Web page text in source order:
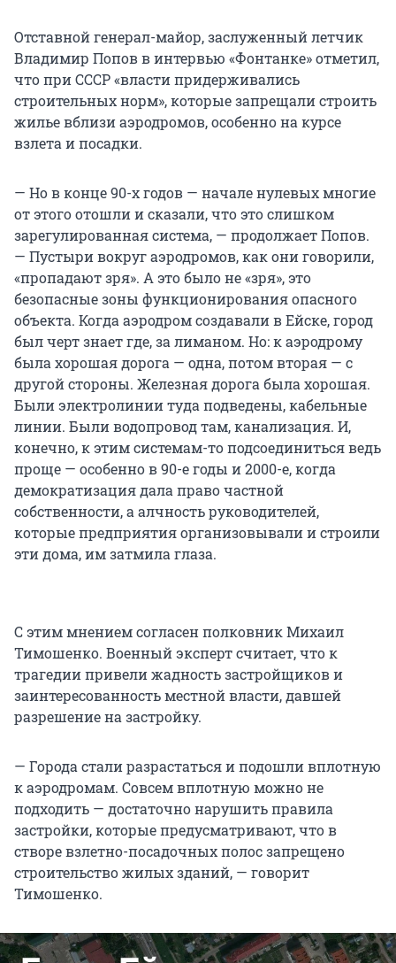
Отставной генерал-майор, заслуженный летчик
Владимир Попов в интервью «Фонтанке» отметил,
что при СССР «власти придерживались
строительных норм», которые запрещали строить
жилье вблизи аэродромов, особенно на курсе
взлета и посадки.
— Но в конце 90-х годов — начале нулевых многие
от этого отошли и сказали, что это слишком
зарегулированная система, — продолжает Попов.
— Пустыри вокруг аэродромов, как они говорили,
«пропадают зря». А это было не «зря», это
безопасные зоны функционирования опасного
объекта. Когда аэродром создавали в Ейске, город
был черт знает где, за лиманом. Но: к аэродрому
была хорошая дорога — одна, потом вторая — с
другой стороны. Железная дорога была хорошая.
Были электролинии туда подведены, кабельные
линии. Были водопровод там, канализация. И,
конечно, к этим системам-то подсоединиться ведь
проще — особенно в 90-е годы и 2000-е, когда
демократизация дала право частной
собственности, а алчность руководителей,
которые предприятия организовывали и строили
эти дома, им затмила глаза.
С этим мнением согласен полковник Михаил
Тимошенко. Военный эксперт считает, что к
трагедии привели жадность застройщиков и
заинтересованность местной власти, давшей
разрешение на застройку.
— Города стали разрастаться и подошли вплотную
к аэродромам. Совсем вплотную можно не
подходить — достаточно нарушить правила
застройки, которые предусматривают, что в
створе взлетно-посадочных полос запрещено
строительство жилых зданий, — говорит
Тимошенко.